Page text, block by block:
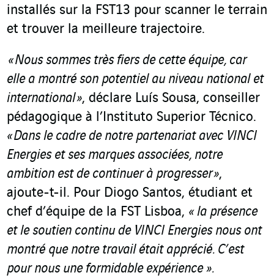
installés sur la FST13 pour scanner le terrain
et trouver la meilleure trajectoire.
« Nous sommes très fiers de cette équipe, car
elle a montré son potentiel au niveau national et
international », déclare Luís Sousa, conseiller
pédagogique à l’Instituto Superior Técnico.
« Dans le cadre de notre partenariat avec VINCI
Energies et ses marques associées, notre
ambition est de continuer à progresser »,
ajoute-t-il. Pour Diogo Santos, étudiant et
chef d’équipe de la FST Lisboa, « la présence
et le soutien continu de VINCI Energies nous ont
montré que notre travail était apprécié. C’est
pour nous une formidable expérience ».